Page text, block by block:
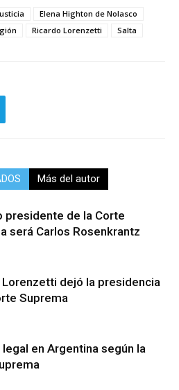
Elena Highton de Nolasco
Ricardo Lorenzetti Salta
Más del autor
presidente de la Corte
será Carlos Rosenkrantz
Lorenzetti dejó la presidencia
Suprema
legal en Argentina según la